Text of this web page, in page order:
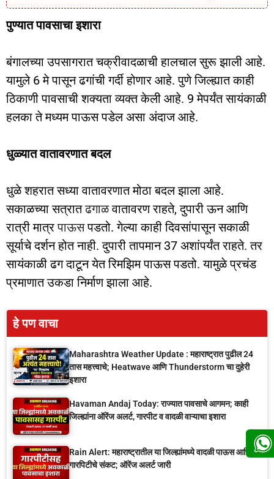
पुण्यात पावसाचा इशारा
बंगालच्या उपसागरात चक्रीवादळाची हालचाल सुरू झाली आहे.
यामुले 6 मे पासून ढगांची गर्दी होणार आहे. पुणे जिल्ह्यात काही
ठिकाणी पावसाची शक्यता व्यक्त केली आहे. 9 मेपर्यंत सायंकाळी
हलका ते मध्यम पाऊस पडेल असा अंदाज आहे.
धुळ्यात वातावरणात बदल
धुळे शहरात सध्या वातावरणात मोठा बदल झाला आहे.
सकाळच्या सत्रातढगाळवातावरण राहते, दुपारी ऊन आणि
रात्री मात्रपाऊसपडतो. गेल्या काही दिवसांपासून सकाळी
सूर्याचे दर्शन होत नाही. दुपारी तापमान 37 अशांपर्यंत राहते. तर
सायंकाळी ढग दाटून येत रिमझिम पाऊस पडतो. यामुळे प्रचंड
प्रमाणात उकडा निर्माण झाला आहे.
हे पण वाचा
Maharashtra Weather Update : महाराष्ट्रात पुढील 24
तास महत्त्वाचे; Heatwave आणि Thunderstorm चा दुहेरी
इशारा
Havaman Andaj Today: राज्यात पावसाचे आगमन; काही
जिल्ह्यांना ऑरेंज अलर्ट, गारपीट व वादळी वाऱ्याचा इशारा
Rain Alert: महाराष्ट्रातील या जिल्ह्यांमध्ये वादळी पाऊस आणि
गारपिटीचे संकट; ऑरेंज अलर्ट जारी